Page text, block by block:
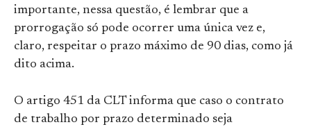
importante, nessa questão, é lembrar que a
prorrogação só pode ocorrer uma única vez e,
claro, respeitar o prazo máximo de 90 dias, como já
dito acima.
O artigo 451 da CLT informa que caso o contrato
de trabalho por prazo determinado seja